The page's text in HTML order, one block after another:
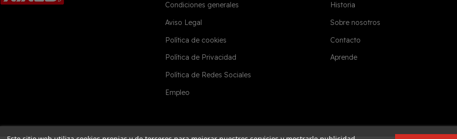
Condiciones generales
Aviso Legal
Política de cookies
Política de Privacidad
Política de Redes Sociales
Empleo
Historia
Sobre nosotros
Contacto
Aprende